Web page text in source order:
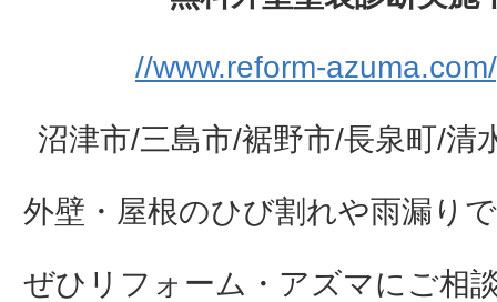
//www.reform-
沼津市/三島市/裾野市/長泉町/清
外壁・屋根のひび割れや雨漏り
ぜひリフォーム・アズマにご相